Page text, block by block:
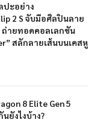
ปะอย่าง
2 S จับมือศิลปินลาย
ถ่ายทอดคอลเลกชัน
สลักลายเส้นบนเคสหู
8 Elite Gen 5
ยังไงบ้าง?